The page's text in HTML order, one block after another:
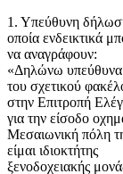
1. Υπεύθυνη
οποία ενδεικτικά
να αναγράφουν:
«Δηλώνω υπεύθυνα
του σχετικού
στην Επιτροπή
για την είσοδο
Μεσαιωνική πόλη
είμαι ιδιοκτήτης
ξενοδοχειακής